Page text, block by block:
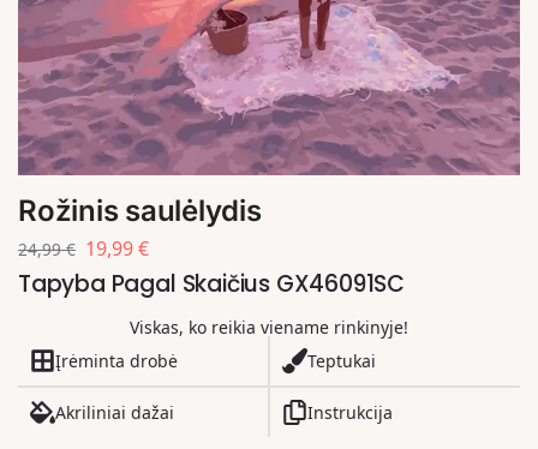
Rožinis saulėlydis
24,99€ 19,99€
Tapyba Pagal Skaičius GX46091SC
Viskas, ko reikia viename rinkinyje!
Įrėminta drobė
Teptukai
Akriliniai dažai Instrukcija